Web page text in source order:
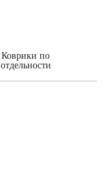
Коврики по
отдельности